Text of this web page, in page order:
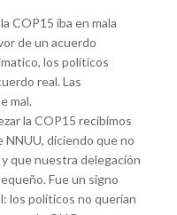
COP15 iba en mala
de un acuerdo
los políticos
real. Las
mal.
la COP15 recibimos
NNUU, diciendo que no
que nuestra delegación
Fue un signo
los políticos no querían